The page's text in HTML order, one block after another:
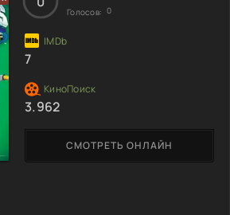
СМОТРЕТЬ ОНЛАЙН
Голосов: 0
7
3.962